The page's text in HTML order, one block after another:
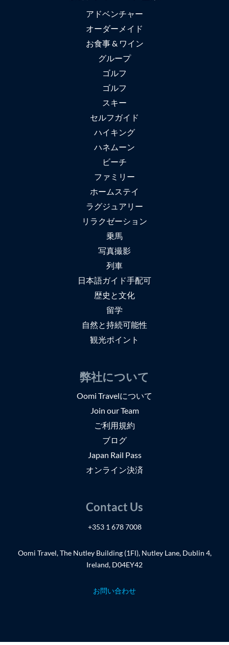
アドベンチャー
オーダーメイド
お食事 & ワイン
グループ
ゴルフ
ゴルフ
スキー
セルフガイド
ハイキング
ハネムーン
ビーチ
ファミリー
ホームステイ
ラグジュアリー
リラクゼーション
乗馬
写真撮影
列車
日本語ガイド手配可
歴史と文化
留学
自然と持続可能性
観光ポイント
弊社について
Oomi Travelについて
Join our Team
ご利用規約
ブログ
Japan Rail Pass
オンライン決済
Contact Us
+353 1 678 7008
Oomi Travel, The Nutley Building (1Fl), Nutley Lane, Dublin 4,
Ireland, D04EY42
お問い合わせ